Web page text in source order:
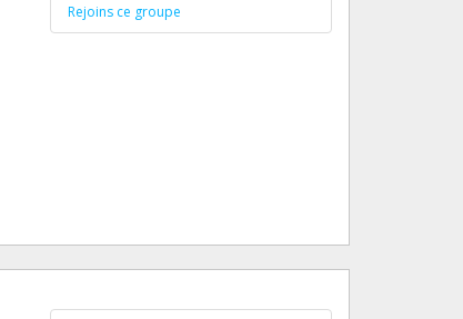
Rejoins ce groupe